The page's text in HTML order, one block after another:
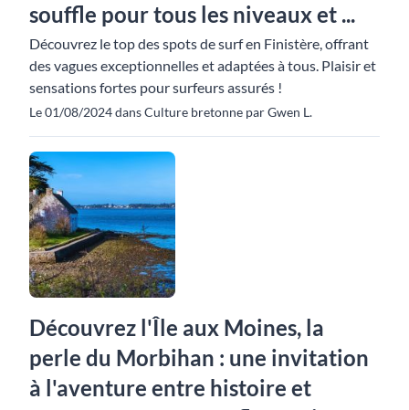
souffle pour tous les niveaux et ...
Découvrez le top des spots de surf en Finistère, offrant
des vagues exceptionnelles et adaptées à tous. Plaisir et
sensations fortes pour surfeurs assurés !
Le 01/08/2024 dans Culture bretonne par Gwen L.
Découvrez l'Île aux Moines, la
perle du Morbihan : une invitation
à l'aventure entre histoire et